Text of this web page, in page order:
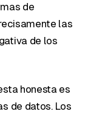
de
las
de los
honesta es
de datos. Los